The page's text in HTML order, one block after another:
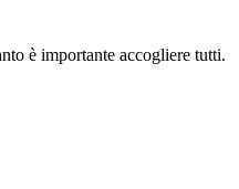
è importante accogliere tutti.